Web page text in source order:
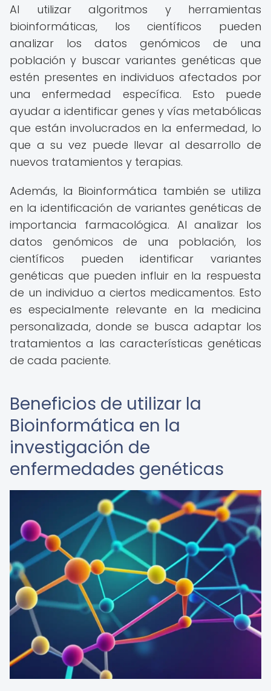
Al utilizar algoritmos y herramientas
bioinformáticas, los científicos pueden
analizar los datos genómicos de una
población y buscar variantes genéticas que
estén presentes en individuos afectados por
una enfermedad específica. Esto puede
ayudar a identificar genes y vías metabólicas
que están involucrados en la enfermedad, lo
que a su vez puede llevar al desarrollo de
nuevos tratamientos y terapias.
Además, la Bioinformática también se utiliza
en la identificación de variantes genéticas de
importancia farmacológica. Al analizar los
datos genómicos de una población, los
científicos pueden identificar variantes
genéticas que pueden influir en la respuesta
de un individuo a ciertos medicamentos. Esto
es especialmente relevante en la medicina
personalizada, donde se busca adaptar los
tratamientos a las características genéticas
de cada paciente.
Beneficios de utilizar la
Bioinformática en la
investigación de
enfermedades genéticas